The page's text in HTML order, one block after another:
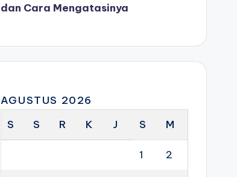
dan Cara Mengatasinya
AGUSTUS 2026
S
S R K J S M
1 2